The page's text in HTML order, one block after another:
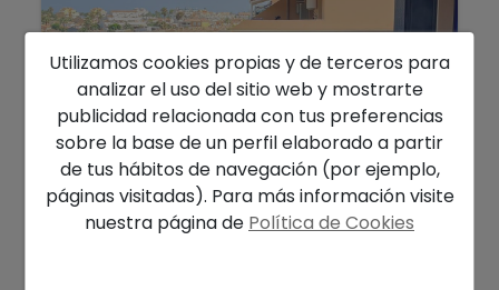
362.000 €
SE VENDE ATICO DUPLEX EN DENIA
Utilizamos cookies propias y de terceros para
analizar el uso del sitio web y mostrarte
publicidad relacionada con tus preferencias
sobre la base de un perfil elaborado a partir
de tus hábitos de navegación (por ejemplo,
páginas visitadas). Para más información visite
nuestra página de Política de Cookies